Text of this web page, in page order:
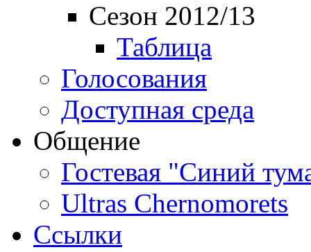
Сезон 2012/13
Таблица
Голосования
Доступная среда
Общение
Гостевая "Синий
Ultras Chernomorets
Ссылки